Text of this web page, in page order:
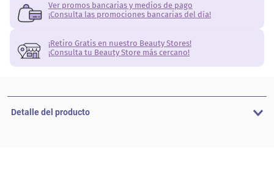
Ver promos bancarias y medios de pago
¡Consulta las promociones bancarias del día!
¡Retiro Gratis en nuestro Beauty Stores!
¡Consulta tu Beauty Store más cercano!
Detalle del producto